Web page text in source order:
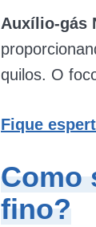
Auxílio-gás
quilos. O
Fique
Como
fino?